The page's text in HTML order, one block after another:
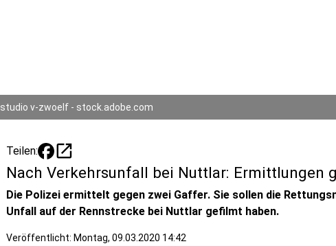
studio v-zwoelf - stock.adobe.com
Teilen: open_in_new
Nach Verkehrsunfall bei Nuttlar: Ermittlungen
Die Polizei ermittelt gegen zwei Gaffer. Sie sollen die
Unfall auf der Rennstrecke bei Nuttlar gefilmt haben.
Veröffentlicht: Montag, 09.03.2020 14:42